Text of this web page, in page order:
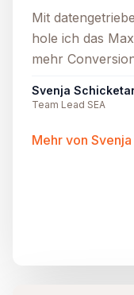
Mit
hole ich das
mehr
Svenja
Team Lead SEA
Mehr von Svenja